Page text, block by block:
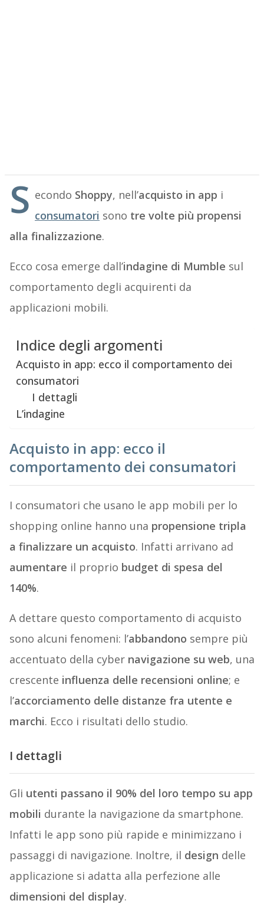
S econdo Shoppy, nell’acquisto in app i
consumatori sono tre volte più propensi
alla finalizzazione.
Ecco cosa emerge dall’indagine di Mumble sul
comportamento degli acquirenti da
applicazioni mobili.
Indice degli argomenti
Acquisto in app: ecco il comportamento dei
consumatori
I dettagli
L’indagine
Acquisto in app: ecco il
comportamento dei consumatori
I consumatori che usano le app mobili per lo
shopping online hanno una propensione tripla
a finalizzare un acquisto. Infatti arrivano ad
aumentare il proprio budget di spesa del
140%.
A dettare questo comportamento di acquisto
sono alcuni fenomeni: l’abbandono sempre più
accentuato della cyber navigazione su web, una
crescente influenza delle recensioni online; e
l’accorciamento delle distanze fra utente e
marchi. Ecco i risultati dello studio.
I dettagli
Gli utenti passano il 90% del loro tempo su app
mobili durante la navigazione da smartphone.
Infatti le app sono più rapide e minimizzano i
passaggi di navigazione. Inoltre, il design delle
applicazione si adatta alla perfezione alle
dimensioni del display.